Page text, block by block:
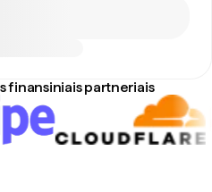
finansiniais partneriais